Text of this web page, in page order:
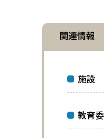
関連情報
施設
教育